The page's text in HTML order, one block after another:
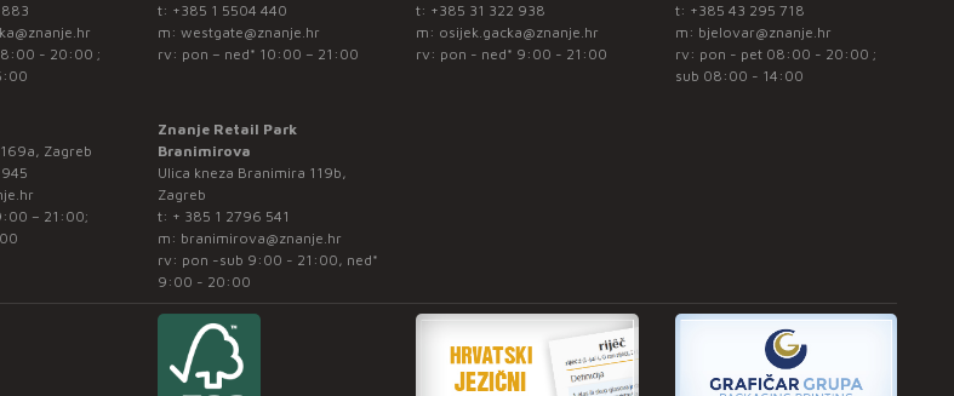
- 20:00 ;
t: +385 1 5504 440
m: westgate@znanje.hr
rv: pon – ned* 10:00 – 21:00
t: +385 31 322 938
m: osijek.gacka@znanje.hr
rv: pon - ned* 9:00 - 21:00
t: +385 43 295 718
m: bjelovar@znanje.hr
rv: pon - pet 08:00 - 20:00 ;
sub 08:00 - 14:00
Zagreb
– 21:00;
Znanje Retail Park
Branimirova
Ulica kneza Branimira 119b,
Zagreb
t: + 385 1 2796 541
m: branimirova@znanje.hr
rv: pon -sub 9:00 - 21:00, ned*
9:00 - 20:00